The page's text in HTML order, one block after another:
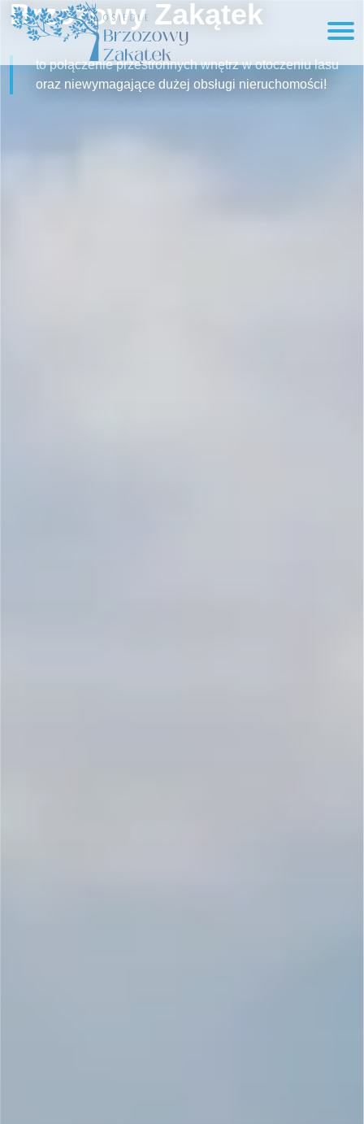
Brzozowy Zakątek
to połączenie przestronnych wnętrz w otoczeniu lasu
oraz niewymagające dużej obsługi nieruchomości!